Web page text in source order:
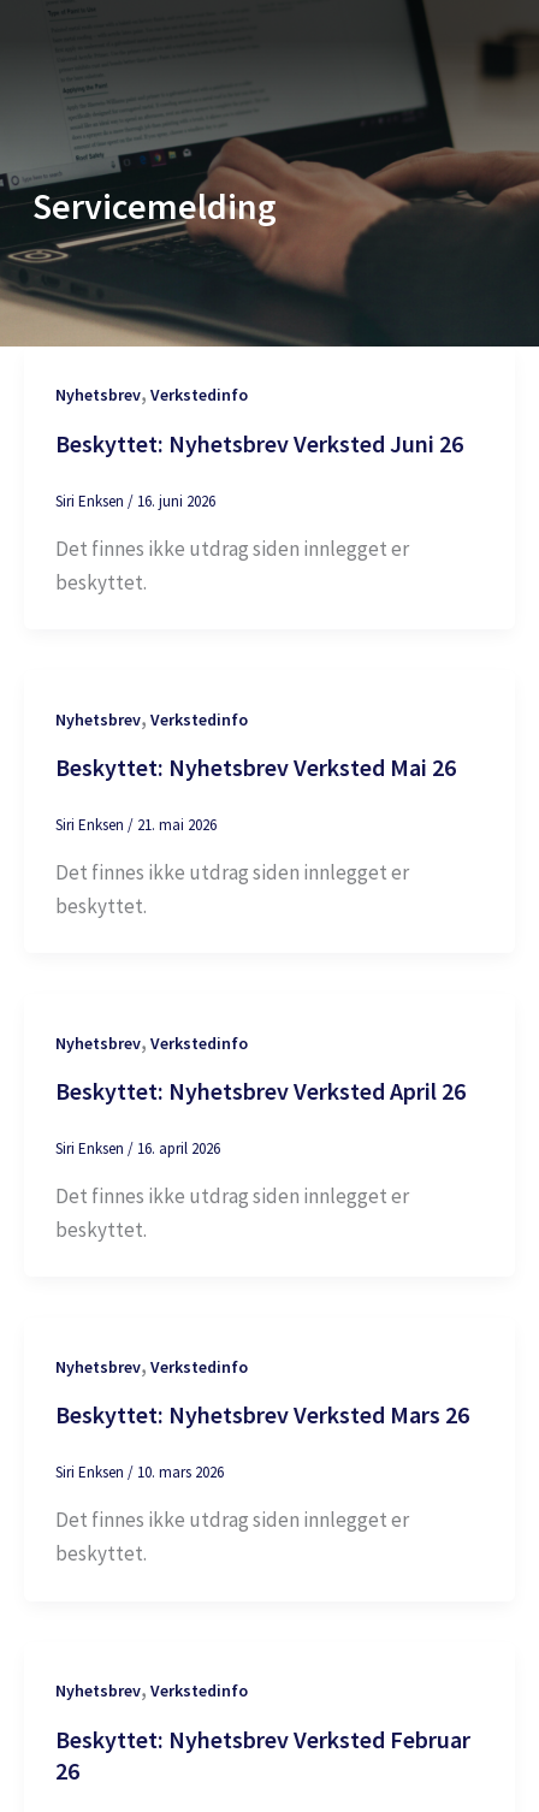
innholdet
Servicemelding
Nyhetsbrev, Verkstedinfo
Beskyttet: Nyhetsbrev Verksted Juni 26
Siri Enksen / 16. juni 2026
Det finnes ikke utdrag siden innlegget er
beskyttet.
Nyhetsbrev, Verkstedinfo
Beskyttet: Nyhetsbrev Verksted Mai 26
Siri Enksen / 21. mai 2026
Det finnes ikke utdrag siden innlegget er
beskyttet.
Nyhetsbrev, Verkstedinfo
Beskyttet: Nyhetsbrev Verksted April 26
Siri Enksen / 16. april 2026
Det finnes ikke utdrag siden innlegget er
beskyttet.
Nyhetsbrev, Verkstedinfo
Beskyttet: Nyhetsbrev Verksted Mars 26
Siri Enksen / 10. mars 2026
Det finnes ikke utdrag siden innlegget er
beskyttet.
Nyhetsbrev, Verkstedinfo
Beskyttet: Nyhetsbrev Verksted Februar
26